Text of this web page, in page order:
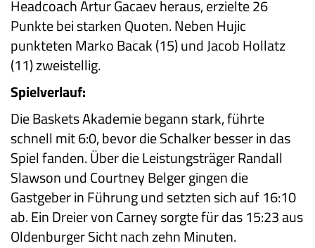
Headcoach Artur Gacaev heraus, erzielte 26
Punkte bei starken Quoten. Neben Hujic
punkteten Marko Bacak (15) und Jacob Hollatz
(11) zweistellig.
Spielverlauf:
Die Baskets Akademie begann stark, führte
schnell mit 6:0, bevor die Schalker besser in das
Spiel fanden. Über die Leistungsträger Randall
Slawson und Courtney Belger gingen die
Gastgeber in Führung und setzten sich auf 16:10
ab. Ein Dreier von Carney sorgte für das 15:23 aus
Oldenburger Sicht nach zehn Minuten.